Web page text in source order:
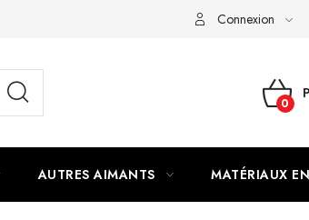
Connexion
AUTRES AIMANTS MATÉRIAUX